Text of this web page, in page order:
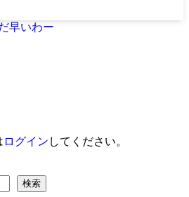
早いわー
ログイン してください。
検索